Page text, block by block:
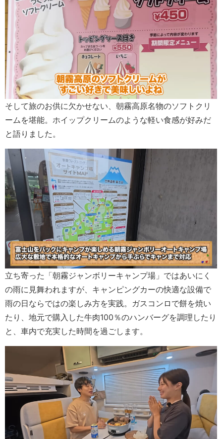
そして旅のお供に欠かせない、朝霧高原名物のソフトクリ
ームを堪能。ホイップクリームのような軽い食感が好みだ
と語りました。
立ち寄った「朝霧ジャンボリーキャンプ場」ではあいにく
の雨に見舞われますが、キャンピングカーの快適な設備で
雨の日ならではの楽しみ方を実践。ガスコンロで餅を焼い
たり、地元で購入した牛肉100％のハンバーグを調理したり
と、車内で充実した時間を過ごします。